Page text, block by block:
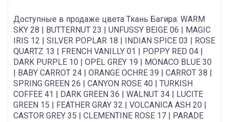
Доступные в продаже цвета Ткань Багира: WARM
SKY 28 | BUTTERNUT 23 | UNFUSSY BEIGE 06 | MAGIC
IRIS 12 | SILVER POPLAR 18 | INDIAN SPICE 03 | ROSE
QUARTZ 13 | FRENCH VANILLY 01 | POPPY RED 04 |
DARK PURPLE 10 | OPEL GREY 19 | MONACO BLUE 30
| BABY CARROT 24 | ORANGE OCHRE 39 | CARROT 38 |
SPRING GREEN 26 | CANYON ROSE 40 | TURKISH
COFFEE 41 | DARK GREEN 36 | WALNUT 34 | LUCITE
GREEN 15 | FEATHER GRAY 32 | VOLCANICA ASH 20 |
CASTOR GREY 35 | CLEMENTINE ROSE 17 | PARADE